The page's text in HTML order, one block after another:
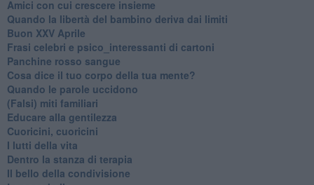
​Amici con cui crescere insieme
​Quando la libertà del bambino deriva dai limiti
Buon XXV Aprile
​Frasi celebri e psico_interessanti di cartoni
​Panchine rosso sangue
​Cosa dice il tuo corpo della tua mente?
​Quando le parole uccidono
​(Falsi) miti familiari
​Educare alla gentilezza
​Cuoricini, cuoricini
I lutti della vita
​Dentro la stanza di terapia
​Il bello della condivisione